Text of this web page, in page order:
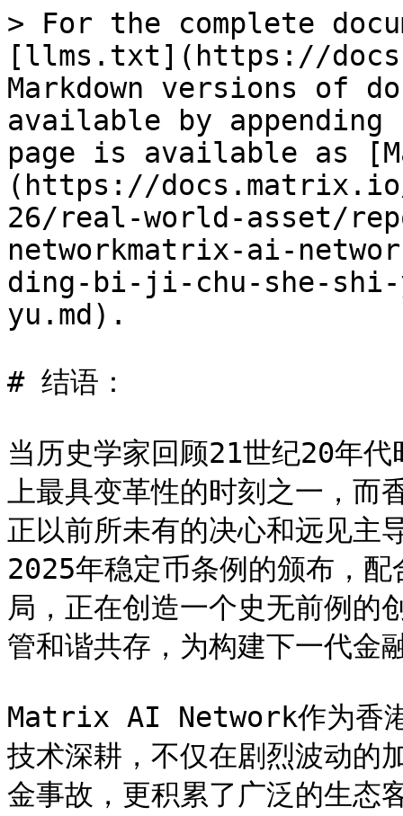
> For the complete
[llms.txt](https://
Markdown versions of
available by
page is available as
(https://
26/real-world-asset/
networkmatrix-ai-
ding-bi-ji-chu-she-
yu.md).
# 结语：
当历史学家回顾21世纪20年
上最具变革性的时刻之一，
正以前所未有的决心和远见主
2025年稳定币条例的颁布，配
局，正在创造一个史无前例的
管和谐共存，为构建下一代金
Matrix AI Network作为香港
技术深耕，不仅在剧烈波动的
金事故，更积累了广泛的生态